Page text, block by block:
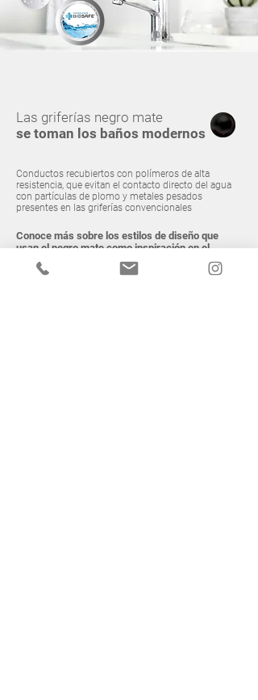
Las griferías negro mate
se toman los baños modernos
Conductos recubiertos con polímeros de alta
resistencia, que evitan el contacto directo del agua
con partículas de plomo y metales pesados
presentes en las griferías convencionales
Conoce más sobre los estilos de diseño que
usan el negro mate como inspiración en el
diseño de baños